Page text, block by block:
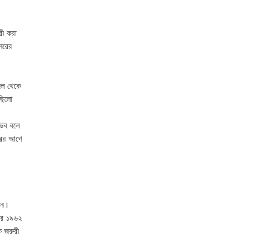
করা
থেকে
বলে
আগে
১৯৬২
জরুরী